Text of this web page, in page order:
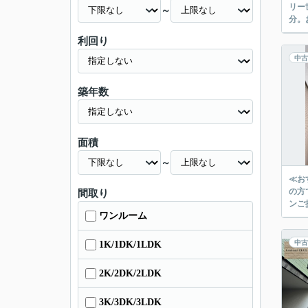
リ
中
≪お
の方
ンご
中
～
利回り
築年数
面積
～
間取り
ワンルーム
1K/1DK/1LDK
2K/2DK/2LDK
3K/3DK/3LDK